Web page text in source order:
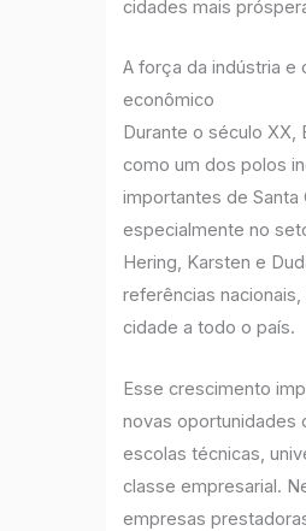
cidades mais
A força da indústria e
econômico
Durante o século XX,
como um dos polos
importantes de Santa
especialmente no
Hering, Karsten e
referências
cidade a todo o país.
Esse crescimento
novas oportunidades
escolas técnicas,
classe empresarial.
empresas